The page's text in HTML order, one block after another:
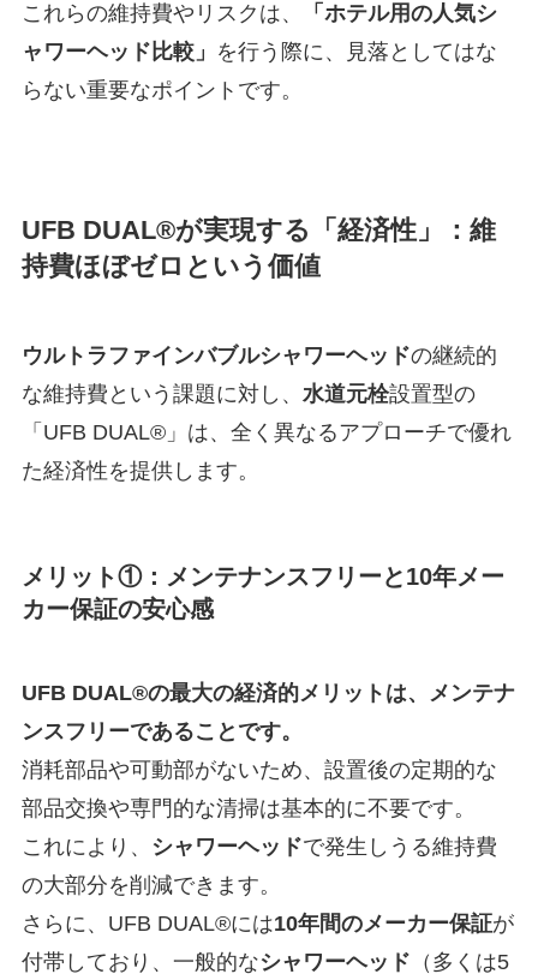
これらの維持費やリスクは、
「ホテル用の人気シ
ャワーヘッド比較」 を行う際に、見落としてはな
らない重要なポイントです。
UFB DUAL®が実現する「経済性」：維
持費ほぼゼロという価値
ウルトラファインバブルシャワーヘッドの継続的
な維持費という課題に対し、 水道元栓設置型の
「UFB DUAL®」は、全く異なるアプローチで優れ
た経済性を提供します。
メリット①：メンテナンスフリーと10年メー
カー保証の安心感
UFB DUAL®の最大の経済的メリットは、メンテナ
ンスフリーであることです。
消耗部品や可動部がないため、設置後の定期的な
部品交換や専門的な清掃は基本的に不要です。
これにより、
シャワーヘッドで発生しうる維持費
の大部分を削減できます。
さらに、UFB DUAL®には10年間のメーカー保証が
付帯しており、一般的なシャワーヘッド （多くは5